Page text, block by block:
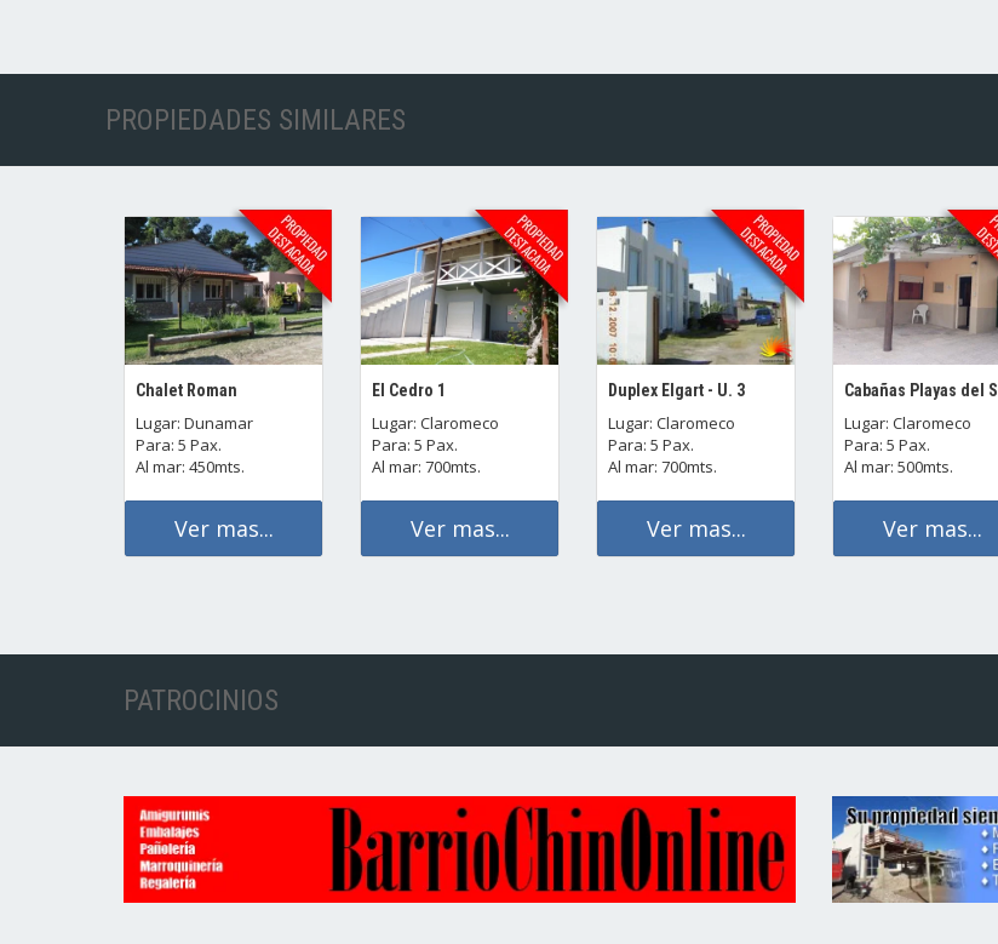
PROPIEDADES SIMILARES
Chalet Roman
Lugar: Dunamar
Para: 5 Pax.
Al mar: 450mts.
Ver mas...
El Cedro 1
Lugar: Claromeco
Para: 5 Pax.
Al mar: 700mts.
Ver mas...
Duplex Elgart - U. 3
Lugar: Claromeco
Para: 5 Pax.
Al mar: 700mts.
Ver mas...
Cabañas Playas del S
Lugar: Claromeco
Para: 5 Pax.
Al mar: 500mts.
Ver mas...
PATROCINIOS